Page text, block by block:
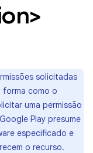
solicitadas
como o
uma permissão
Play presume
especificado e
o recurso.